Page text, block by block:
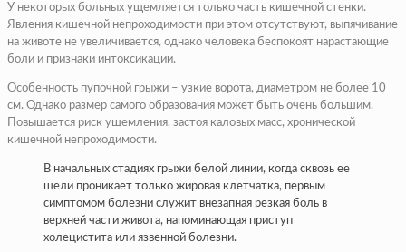
У некоторых больных ущемляется только часть кишечной стенки.
Явления кишечной непроходимости при этом отсутствуют, выпячивание
на животе не увеличивается, однако человека беспокоят нарастающие
боли и признаки интоксикации.
Особенность пупочной грыжи – узкие ворота, диаметром не более 10
см. Однако размер самого образования может быть очень большим.
Повышается риск ущемления, застоя каловых масс, хронической
кишечной непроходимости.
В начальных стадиях грыжи белой линии, когда сквозь ее
щели проникает только жировая клетчатка, первым
симптомом болезни служит внезапная резкая боль в
верхней части живота, напоминающая приступ
холецистита или язвенной болезни.